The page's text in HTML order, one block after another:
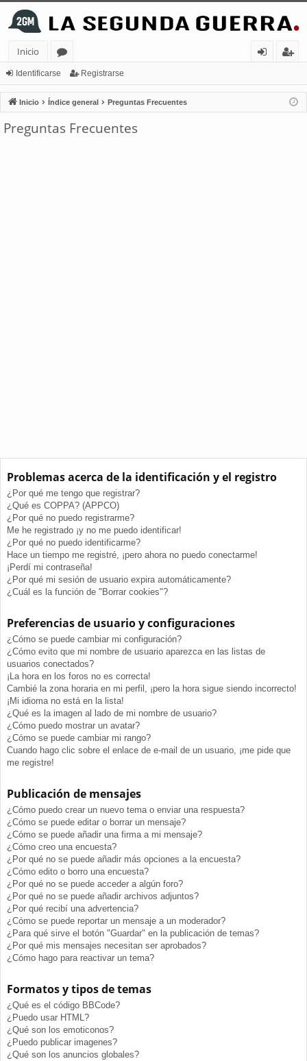
Inicio
or
os
nt
ifi
ist
ra
Identificarse Registrarse
Inicio Índice general Preguntas Frecuentes
Preguntas Frecuentes
Problemas acerca de la identificación y el registro
¿Por qué me tengo que registrar?
¿Qué es COPPA? (APPCO)
¿Por qué no puedo registrarme?
Me he registrado ¡y no me puedo identificar!
¿Por qué no puedo identificarme?
Hace un tiempo me registré, ¡pero ahora no puedo conectarme!
¡Perdí mi contraseña!
¿Por qué mi sesión de usuario expira automáticamente?
¿Cuál es la función de "Borrar cookies"?
Preferencias de usuario y configuraciones
¿Cómo se puede cambiar mi configuración?
¿Cómo evito que mi nombre de usuario aparezca en las listas de
usuarios conectados?
¡La hora en los foros no es correcta!
Cambié la zona horaria en mi perfil, ¡pero la hora sigue siendo incorrecto!
¡Mi idioma no está en la lista!
¿Qué es la imagen al lado de mi nombre de usuario?
¿Cómo puedo mostrar un avatar?
¿Cómo se puede cambiar mi rango?
Cuando hago clic sobre el enlace de e-mail de un usuario, ¡me pide que
me registre!
Publicación de mensajes
¿Cómo puedo crear un nuevo tema o enviar una respuesta?
¿Cómo se puede editar o borrar un mensaje?
¿Cómo se puede añadir una firma a mi mensaje?
¿Cómo creo una encuesta?
¿Por qué no se puede añadir más opciones a la encuesta?
¿Cómo edito o borro una encuesta?
¿Por qué no se puede acceder a algún foro?
¿Por qué no se puede añadir archivos adjuntos?
¿Por qué recibí una advertencia?
¿Cómo se puede reportar un mensaje a un moderador?
¿Para qué sirve el botón "Guardar" en la publicación de temas?
¿Por qué mis mensajes necesitan ser aprobados?
¿Cómo hago para reactivar un tema?
Formatos y tipos de temas
¿Qué es el código BBCode?
¿Puedo usar HTML?
¿Qué son los emoticonos?
¿Puedo publicar imagenes?
¿Qué son los anuncios globales?